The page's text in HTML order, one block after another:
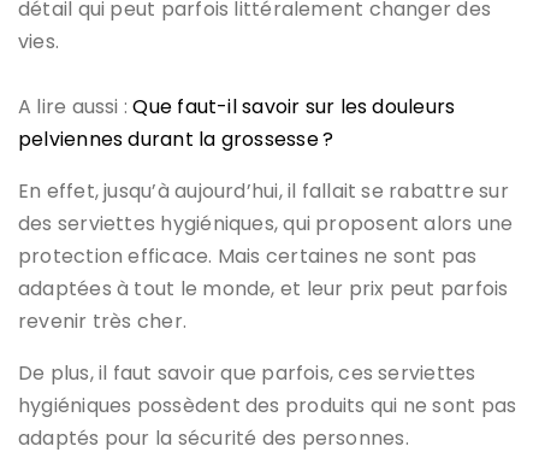
détail qui peut parfois littéralement changer des
vies.
A lire aussi :Que faut-il savoir sur les douleurs
pelviennes durant la grossesse ?
En effet, jusqu’à aujourd’hui, il fallait se rabattre sur
des serviettes hygiéniques, qui proposent alors une
protection efficace. Mais certaines ne sont pas
adaptées à tout le monde, et leur prix peut parfois
revenir très cher.
De plus, il faut savoir que parfois, ces serviettes
hygiéniques possèdent des produits qui ne sont pas
adaptés pour la sécurité des personnes.